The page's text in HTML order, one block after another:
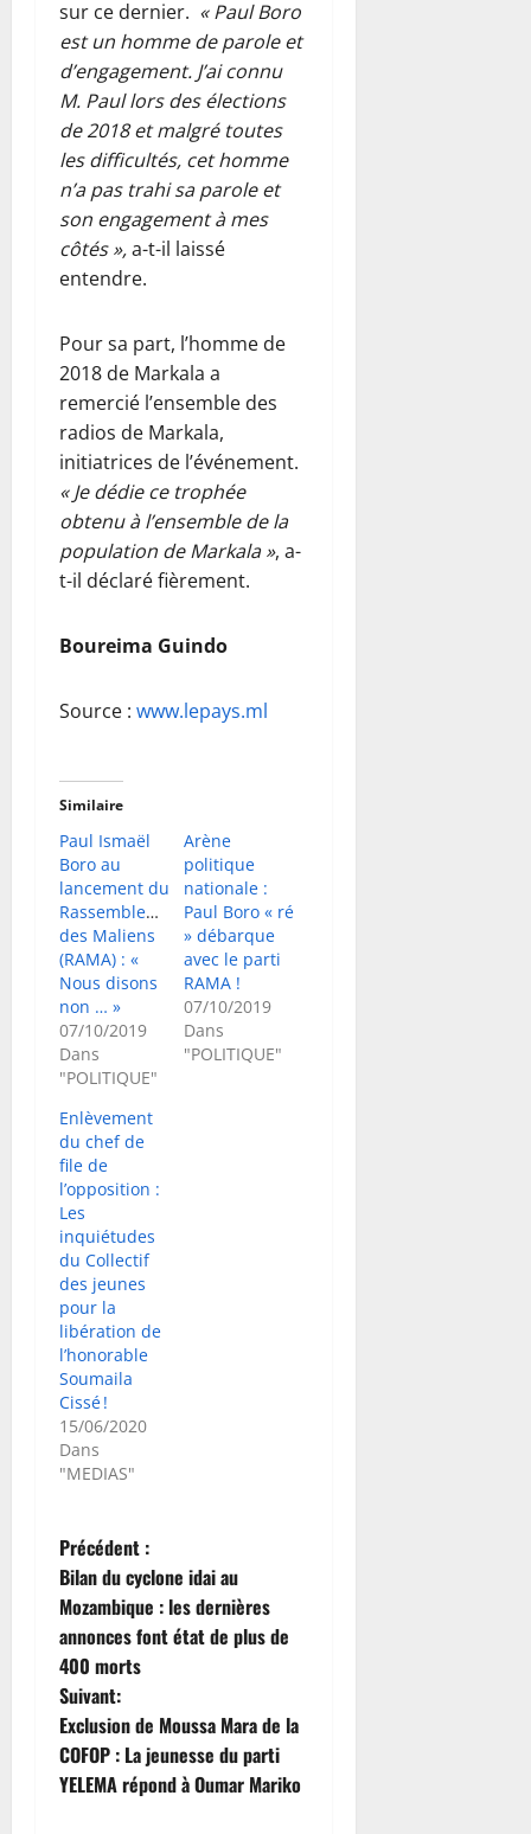
sur ce dernier. « Paul Boro
est un homme de parole et
d’engagement. J’ai connu
M. Paul lors des élections
de 2018 et malgré toutes
les difficultés, cet homme
n’a pas trahi sa parole et
son engagement à mes
côtés »,a-t-il laissé
entendre.
Pour sa part, l’homme de
2018 de Markala a
remercié l’ensemble des
radios de Markala,
initiatrices de l’événement.
« Je dédie ce trophée
obtenu à l’ensemble de la
population de Markala », a-
t-il déclaré fièrement.
Boureima Guindo
Source : www.lepays.ml
Similaire
Paul Ismaël
Boro au
lancement du
Rassemblement
des Maliens
(RAMA) : «
Nous disons
non … »
07/10/2019
Dans
"POLITIQUE"
Arène
politique
nationale :
Paul Boro « ré
» débarque
avec le parti
RAMA !
07/10/2019
Dans
"POLITIQUE"
Enlèvement
du chef de
file de
l’opposition :
Les
inquiétudes
du Collectif
des jeunes
pour la
libération de
l’honorable
Soumaila
Cissé !
15/06/2020
Dans
"MEDIAS"
N
a
v
i
g
a
Précédent :
Bilan du cyclone idai au
Mozambique : les dernières
annonces font état de plus de
400 morts
Suivant:
Exclusion de Moussa Mara de la
COFOP : La jeunesse du parti
YELEMA répond à Oumar Mariko